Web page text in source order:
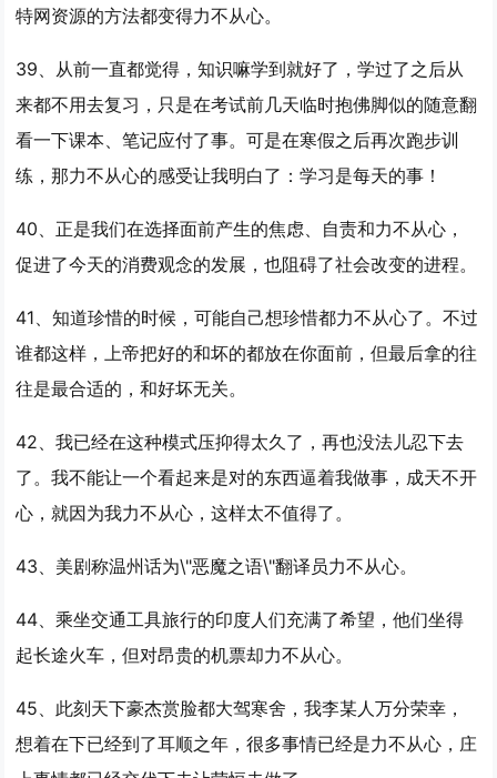
特网资源的方法都变得力不从心。
39、从前一直都觉得，知识嘛学到就好了，学过了之后从
来都不用去复习，只是在考试前几天临时抱佛脚似的随意翻
看一下课本、笔记应付了事。可是在寒假之后再次跑步训
练，那力不从心的感受让我明白了：学习是每天的事！
40、正是我们在选择面前产生的焦虑、自责和力不从心 ，
促进了今天的消费观念的发展，也阻碍了社会改变的进程。
41、知道珍惜的时候，可能自己想珍惜都力不从心了。不过
谁都这样，上帝把好的和坏的都放在你面前，但最后拿的往
往是最合适的，和好坏无关。
42、我已经在这种模式压抑得太久了，再也没法儿忍下去
了。我不能让一个看起来是对的东西逼着我做事，成天不开
心，就因为我力不从心 ，这样太不值得了。
43、美剧称温州话为\"恶魔之语\"翻译员力不从心。
44、乘坐交通工具旅行的印度人们充满了希望，他们坐得
起长途火车，但对昂贵的机票却力不从心。
45、此刻天下豪杰赏脸都大驾寒舍，我李某人万分荣幸，
想着在下已经到了耳顺之年，很多事情已经是力不从心 ，庄